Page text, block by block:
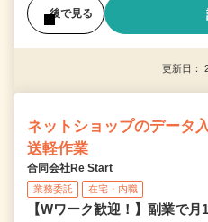
後で見る
更新日：
ネットショップのデータ
送軽作業
合同会社Re Start
業務委託 在宅・内職
【Wワーク歓迎！】副業で